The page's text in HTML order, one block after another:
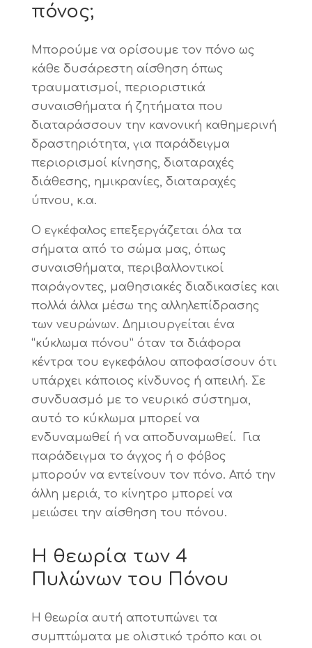
πόνος;
Μπορούμε να ορίσουμε τον πόνο ως
κάθε δυσάρεστη αίσθηση όπως
τραυματισμοί, περιοριστικά
συναισθήματα ή ζητήματα που
διαταράσσουν την κανονική καθημερινή
δραστηριότητα, για παράδειγμα
περιορισμοί κίνησης, διαταραχές
διάθεσης, ημικρανίες, διαταραχές
ύπνου, κ.α.
Ο εγκέφαλος επεξεργάζεται όλα τα
σήματα από το σώμα μας, όπως
συναισθήματα, περιβαλλοντικοί
παράγοντες, μαθησιακές διαδικασίες και
πολλά άλλα μέσω της αλληλεπίδρασης
των νευρώνων. Δημιουργείται ένα
“κύκλωμα πόνου” όταν τα διάφορα
κέντρα του εγκεφάλου αποφασίσουν ότι
υπάρχει κάποιος κίνδυνος ή απειλή. Σε
συνδυασμό με το νευρικό σύστημα,
αυτό το κύκλωμα μπορεί να
ενδυναμωθεί ή να αποδυναμωθεί. Για
παράδειγμα το άγχος ή ο φόβος
μπορούν να εντείνουν τον πόνο. Από την
άλλη μεριά, το κίνητρο μπορεί να
μειώσει την αίσθηση του πόνου.
Η θεωρία των 4
Πυλώνων του Πόνου
Η θεωρία αυτή αποτυπώνει τα
συμπτώματα με ολιστικό τρόπο και οι